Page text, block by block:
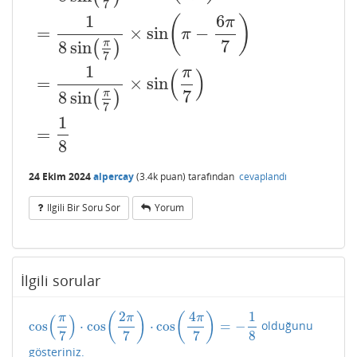
7
=
1
8sin( π
7 )
× sin( π −
6π
7 )
=
1
8sin( π
7 )
× sin( π
7 )
=
1
8
24 Ekim 2024alpercay(3.4k puan) tarafından cevaplandı
Ilgili Bir Soru Sor Yorum
İlgili sorular
cos( π
7 ) ⋅ cos( 2π
7 ) ⋅ cos( 4π
7 ) = −
1
8
cos(π 7)⋅ cos (2π7) cos( 4π 7)=−18
olduğunu
gösteriniz.